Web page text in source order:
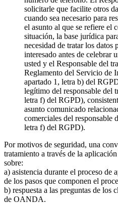
solicitarle que facilite otros
cuando sea necesario para
el asunto al que se refiere el
situación, la base jurídica
necesidad de tratar los datos
interesado antes de celebrar
usted y el Responsable del
Reglamento del Servicio de
apartado 1, letra b) del
legítimo del responsable del
letra f) del RGPD),
asunto comunicado
comerciales del responsable
letra f) del RGPD).
Por motivos de seguridad, una
tratamiento a través de la
sobre:
a) asistencia durante el proceso de
de los pasos que componen el
b) respuesta a las preguntas de los
de OANDA.